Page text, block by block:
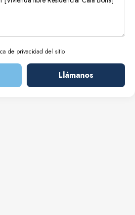
de privacidad del sitio
Llámanos